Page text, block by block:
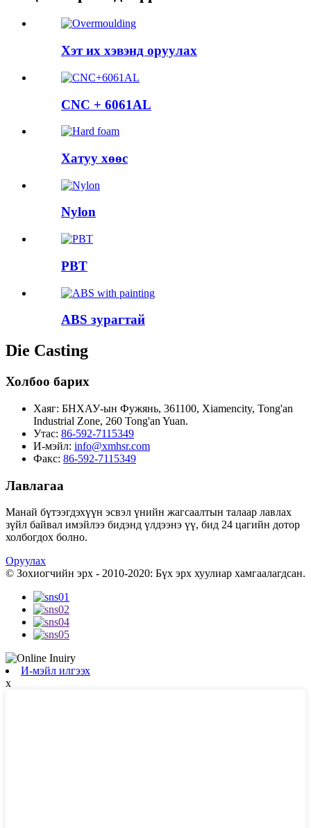
Хэт их хэвэнд оруулах
CNC + 6061AL
Хатуу хөөс
Nylon
PBT
ABS зурагтай
Die Casting
Холбоо барих
Хаяг: БНХАУ-ын Фужянь, 361100, Xiamencity, Tong'an
Industrial Zone, 260 Tong'an Yuan.
Утас: 86-592-7115349
И-мэйл: info@xmhsr.com
Факс: 86-592-7115349
Лавлагаа
Манай бүтээгдэхүүн эсвэл үнийн жагсаалтын талаар лавлах
зүйл байвал имэйлээ бидэнд үлдээнэ үү, бид 24 цагийн дотор
холбогдох болно.
Оруулах
© Зохиогчийн эрх - 2010-2020: Бүх эрх хуулиар хамгаалагдсан.
И-мэйл илгээх
x